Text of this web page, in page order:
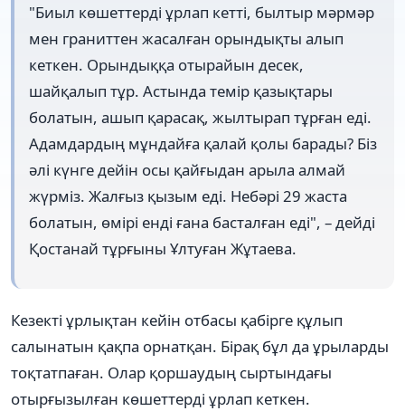
"Биыл көшеттерді ұрлап кетті, былтыр мәрмәр
мен граниттен жасалған орындықты алып
кеткен. Орындыққа отырайын десек,
шайқалып тұр. Астында темір қазықтары
болатын, ашып қарасақ, жылтырап тұрған еді.
Адамдардың мұндайға қалай қолы барады? Біз
әлі күнге дейін осы қайғыдан арыла алмай
жүрміз. Жалғыз қызым еді. Небәрі 29 жаста
болатын, өмірі енді ғана басталған еді", – дейді
Қостанай тұрғыны Ұлтуған Жұтаева.
Кезекті ұрлықтан кейін отбасы қабірге құлып
салынатын қақпа орнатқан. Бірақ бұл да ұрыларды
тоқтатпаған. Олар қоршаудың сыртындағы
отырғызылған көшеттерді ұрлап кеткен.